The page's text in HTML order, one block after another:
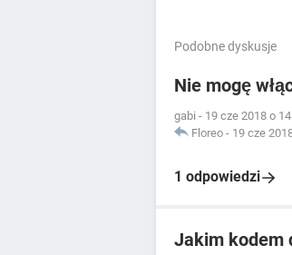
Podobne dyskusje
Nie mogę
gabi - 19 cze 2018 o
Floreo - 19 cze
1 odpowiedzi
Jakim kodem